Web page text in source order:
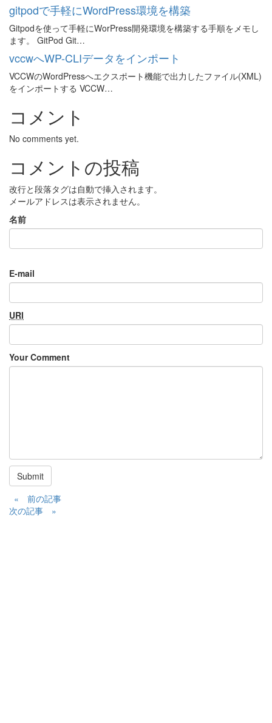
gitpodで手軽にWordPress環境を構築
Gitpodを使って手軽にWorPress開発環境を構築する手順をメモし
ます。 GitPod Git…
vccwへWP-CLIデータをインポート
VCCWのWordPressへエクスポート機能で出力したファイル(XML)
をインポートする VCCW…
コメント
No comments yet.
コメントの投稿
改行と段落タグは自動で挿入されます。
メールアドレスは表示されません。
名前
E-mail
URI
Your Comment
Submit
« 前の記事
次の記事 »